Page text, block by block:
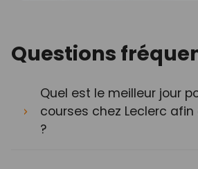
Questions
Quel est le meilleur jour
courses chez Leclerc
?